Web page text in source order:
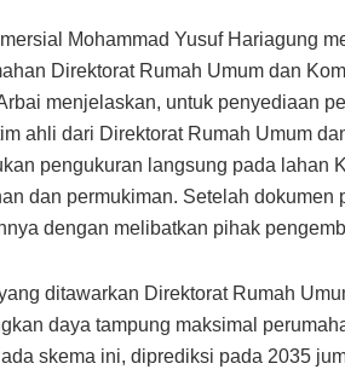
Mohammad Yusuf Hariagung
Direktorat Rumah Umum dan
menjelaskan, untuk penyediaan
ahli dari Direktorat Rumah Umum
pengukuran langsung pada lahan
dan permukiman. Setelah dokumen
dengan melibatkan pihak
ditawarkan Direktorat Rumah
daya tampung maksimal
skema ini, diprediksi pada 2035